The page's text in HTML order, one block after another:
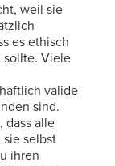
weil sie
es ethisch
sollte. Viele
valide
sind.
dass alle
selbst
ihren